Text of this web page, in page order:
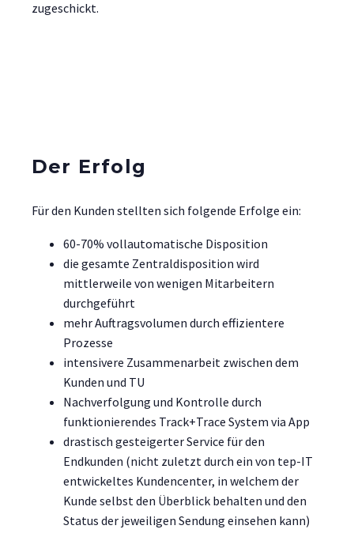
zugeschickt.
Der Erfolg
Für den Kunden stellten sich folgende Erfolge ein:
60-70% vollautomatische Disposition
die gesamte Zentraldisposition wird
mittlerweile von wenigen Mitarbeitern
durchgeführt
mehr Auftragsvolumen durch effizientere
Prozesse
intensivere Zusammenarbeit zwischen dem
Kunden und TU
Nachverfolgung und Kontrolle durch
funktionierendes Track+Trace System via App
drastisch gesteigerter Service für den
Endkunden (nicht zuletzt durch ein von tep-IT
entwickeltes Kundencenter, in welchem der
Kunde selbst den Überblick behalten und den
Status der jeweiligen Sendung einsehen kann)